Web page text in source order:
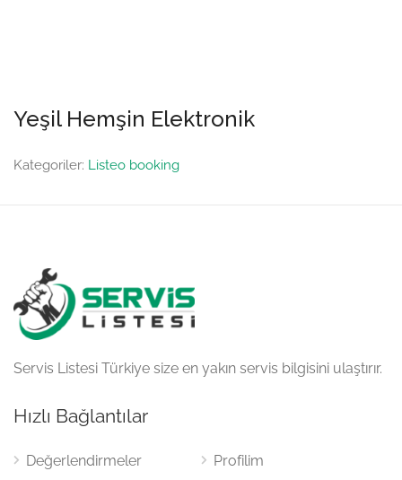
Yeşil Hemşin Elektronik
Kategoriler: Listeo booking
Servis Listesi Türkiye size en yakın servis bilgisini ulaştırır.
Hızlı Bağlantılar
Değerlendirmeler Profilim